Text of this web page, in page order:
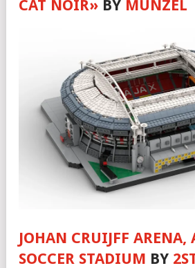
CAT NOIR» BY MUNZEL
JOHAN CRUIJFF ARENA,
SOCCER STADIUM BY